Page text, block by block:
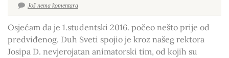
Još nema komentara
Osjećam da je 1.studentski 2016. počeo nešto prije od
predviđenog. Duh Sveti spojio je kroz našeg rektora
Josipa D. nevjerojatan animatorski tim, od kojih su